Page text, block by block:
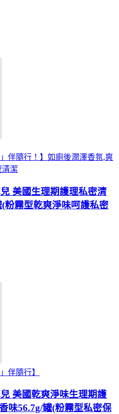
伴隨行！】如廁後潤澤香氛,爽
清潔
美國生理期護理私密清
粉霧型乾爽淨味呵護私密
伴隨行】
美國乾爽淨味生理期護
味56.7g/罐(粉霧型私密保